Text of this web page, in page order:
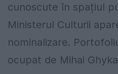
cunoscute în spațiul
Ministerul Culturii
nominalizare.
ocupat de Mihai